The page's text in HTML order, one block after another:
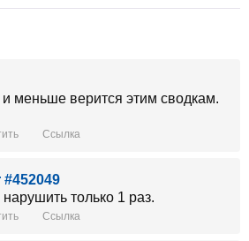
меньше верится этим сводкам.
Ссылка
только 1 раз.
Ссылка